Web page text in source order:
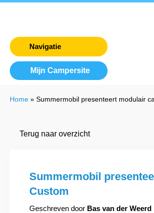
Navigatie
Mijn Campersite
Home » Summermobil presenteert modulair
Terug naar overzicht
Summermobil
Custom
Geschreven door Bas van der Weerd